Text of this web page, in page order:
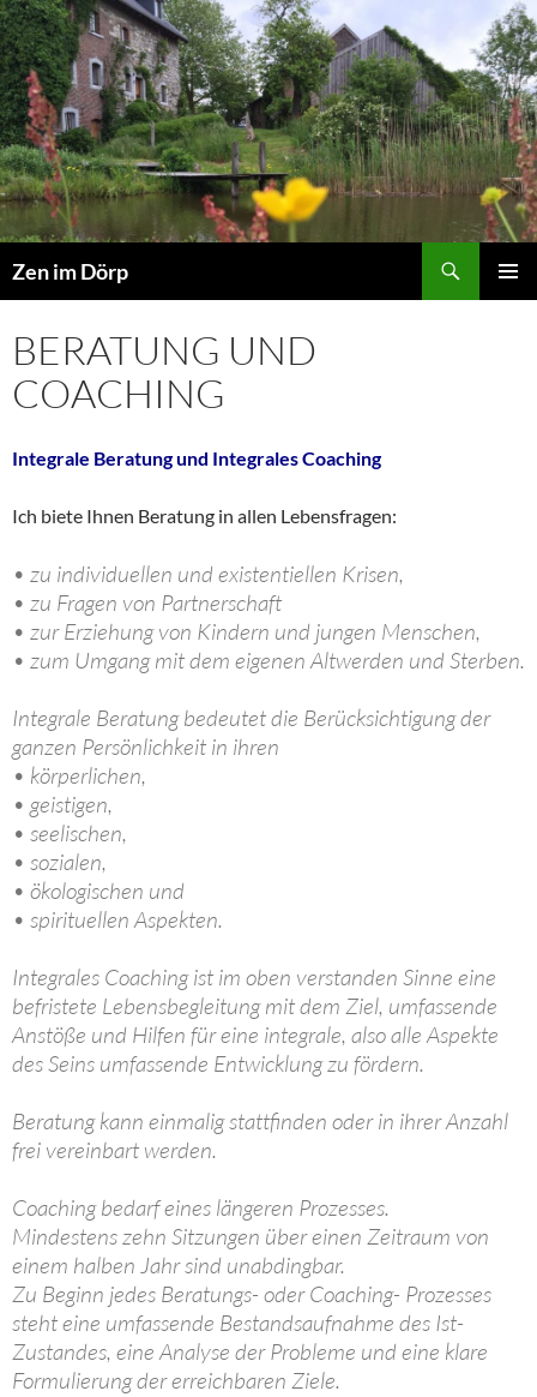
Zum
Inhalt
springen
Zen im Dörp
BERATUNG UND
COACHING
Integrale Beratung und Integrales Coaching
Ich biete Ihnen Beratung in allen Lebensfragen:
• zu individuellen und existentiellen Krisen,
• zu Fragen von Partnerschaft
• zur Erziehung von Kindern und jungen Menschen,
• zum Umgang mit dem eigenen Altwerden und Sterben.
Integrale Beratung bedeutet die Berücksichtigung der
ganzen Persönlichkeit in ihren
• körperlichen,
• geistigen,
• seelischen,
• sozialen,
• ökologischen und
• spirituellen Aspekten.
Integrales Coaching ist im oben verstanden Sinne eine
befristete Lebensbegleitung mit dem Ziel, umfassende
Anstöße und Hilfen für eine integrale, also alle Aspekte
des Seins umfassende Entwicklung zu fördern.
Beratung kann einmalig stattfinden oder in ihrer Anzahl
frei vereinbart werden.
Coaching bedarf eines längeren Prozesses.
Mindestens zehn Sitzungen über einen Zeitraum von
einem halben Jahr sind unabdingbar.
Zu Beginn jedes Beratungs- oder Coaching- Prozesses
steht eine umfassende Bestandsaufnahme des Ist-
Zustandes, eine Analyse der Probleme und eine klare
Formulierung der erreichbaren Ziele.